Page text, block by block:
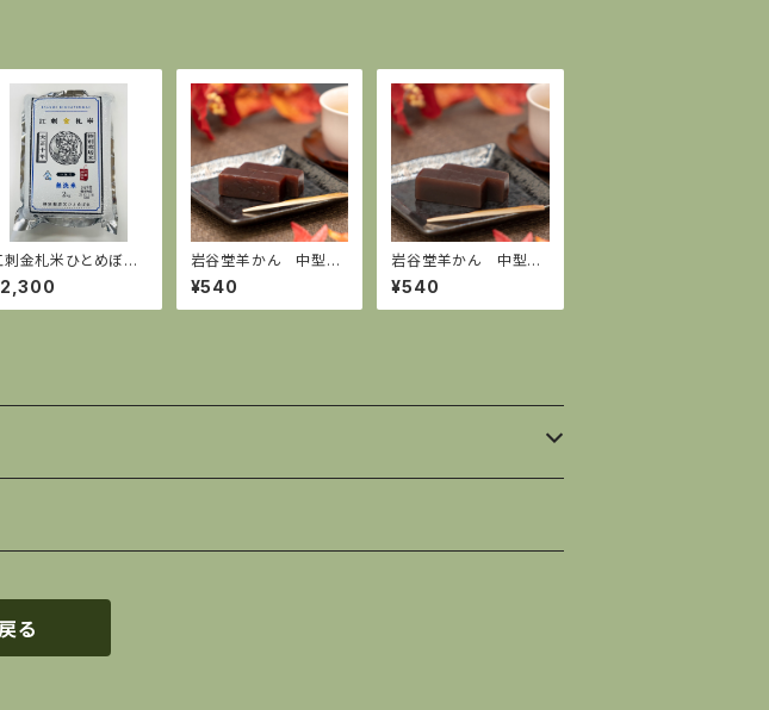
刺金札米ひとめぼ
無洗米 2kg
岩谷堂羊かん 中型
小倉 255g
¥540
岩谷堂羊かん 中型
本煉 255g
¥540
る